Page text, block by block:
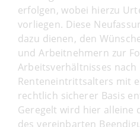
erfolgen, wobei hierzu
vorliegen. Diese
dazu dienen, den
und Arbeitnehmern zur
Arbeitsverhältnisses nach
Renteneintrittsalters mit
rechtlich sicherer Basis
Geregelt wird hier alleine
des vereinbarten